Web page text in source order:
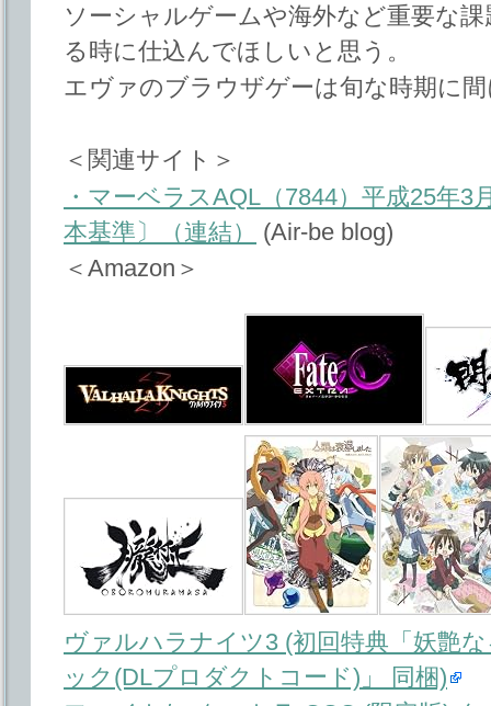
ソーシャルゲームや海外など重要な
る時に仕込んでほしいと思う。
エヴァのブラウザゲーは旬な時期に
＜関連サイト＞
・マーベラスAQL（7844）平成25年3
本基準〕（連結）
(Air-be blog)
＜Amazon＞
ヴァルハラナイツ3 (初回特典「妖艶
ック(DLプロダクトコード)」 同梱)